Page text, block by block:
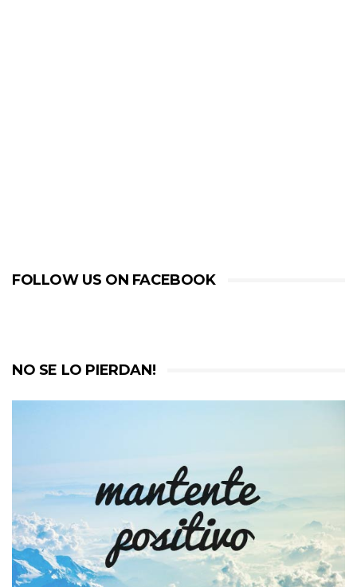
FOLLOW US ON FACEBOOK
NO SE LO PIERDAN!